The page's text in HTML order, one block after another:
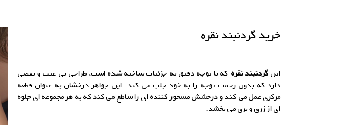
خرید گردنبند نقره
این گردنبند نقره که با توجه دقیق به جزئیات ساخته شده است، طراحی بی عیب و نقصی
دارد که بدون زحمت توجه را به خود جلب می کند. این جواهر درخشان به عنوان قطعه
مرکزی عمل می کند و درخشش مسحور کننده ای را ساطع می کند که به هر مجموعه ای جلوه
ای از زرق و برق می بخشد.